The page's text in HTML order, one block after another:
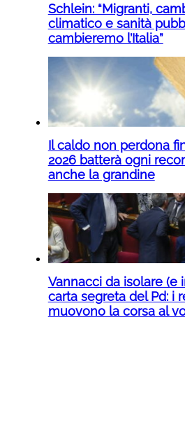
Schlein: “Migranti,
climatico e sanità
cambieremo l’Italia”
Il caldo non perdona
2026 batterà ogni
anche la grandine
Vannacci da isolare (e
carta segreta del Pd: i
muovono la corsa al